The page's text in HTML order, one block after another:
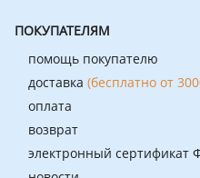
ПОКУПАТЕЛЯМ
помощь покупателю
доставка (бесплатно от
оплата
возврат
электронный сертификат